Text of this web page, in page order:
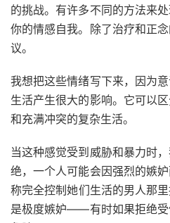
的挑战。有许多不同的方法来
你的情感自我。除了治疗和正
议。
我想把这些情绪写下来，因为
生活产生很大的影响。它可以
和充满冲突的复杂生活。
当这种感觉受到威胁和暴力时
绝，一个人可能会因强烈的嫉
称完全控制她们生活的男人那
是极度嫉妒——有时如果拒绝受